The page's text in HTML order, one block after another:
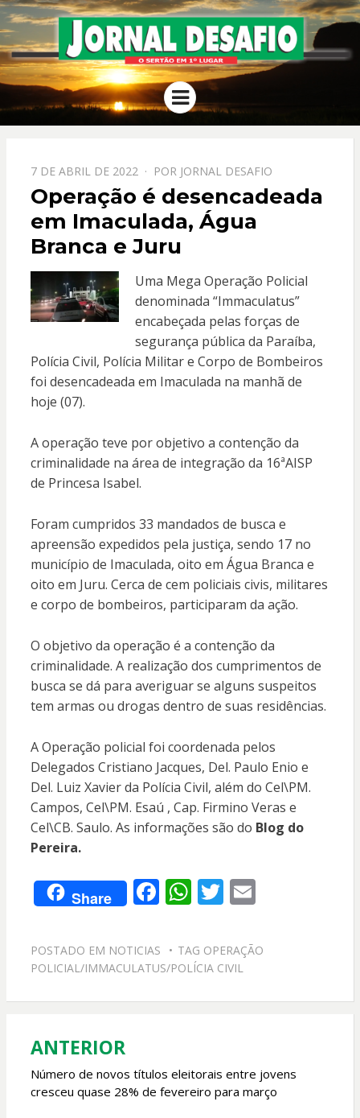
JORNAL
DESAFIO
O Sertão em 1º Lugar
Menu
PPOSTADO
EM
7 DE ABRIL DE 2022 POR JORNAL DESAFIO
Operação é desencadeada
em Imaculada, Água
Branca e Juru
Uma Mega Operação Policial
denominada “Immaculatus”
encabeçada pelas forças de
segurança pública da Paraíba,
Polícia Civil, Polícia Militar e Corpo de Bombeiros
foi desencadeada em Imaculada na manhã de
hoje (07).
A operação teve por objetivo a contenção da
criminalidade na área de integração da 16ªAISP
de Princesa Isabel.
Foram cumpridos 33 mandados de busca e
apreensão expedidos pela justiça, sendo 17 no
município de Imaculada, oito em Água Branca e
oito em Juru. Cerca de cem policiais civis, militares
e corpo de bombeiros, participaram da ação.
O objetivo da operação é a contenção da
criminalidade. A realização dos cumprimentos de
busca se dá para averiguar se alguns suspeitos
tem armas ou drogas dentro de suas residências.
A Operação policial foi coordenada pelos
Delegados Cristiano Jacques, Del. Paulo Enio e
Del. Luiz Xavier da Polícia Civil, além do Cel\PM.
Campos, Cel\PM. Esaú , Cap. Firmino Veras e
Cel\CB. Saulo. As informações são do Blog do
Pereira.
Share F
e
b
o
W
at
s
A
T
itt
er
E
ai
POSTADO EM NOTICIAS TAG OPERAÇÃO
POLICIAL/IMMACULATUS/POLÍCIA CIVIL
Navegação
de
Post
ANTERIOR
Número de novos títulos eleitorais entre jovens
cresceu quase 28% de fevereiro para março